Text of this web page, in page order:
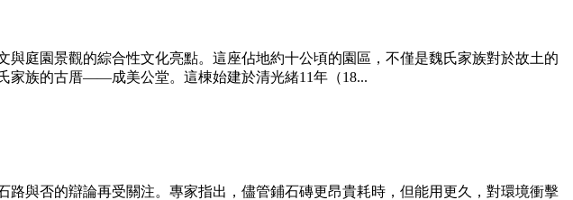
庭園景觀的綜合性文化亮點。這座佔地約十公頃的園區，不僅是魏氏家族對於故土的
家族的古厝——成美公堂。這棟始建於清光緒11年（18...
與否的辯論再受關注。專家指出，儘管鋪石磚更昂貴耗時，但能用更久，對環境衝擊